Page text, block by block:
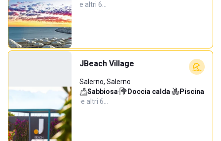
e altri 6…
JBeach Village
Salerno, Salerno
Sabbiosa· Doccia calda·
Piscina
·e altri 6…